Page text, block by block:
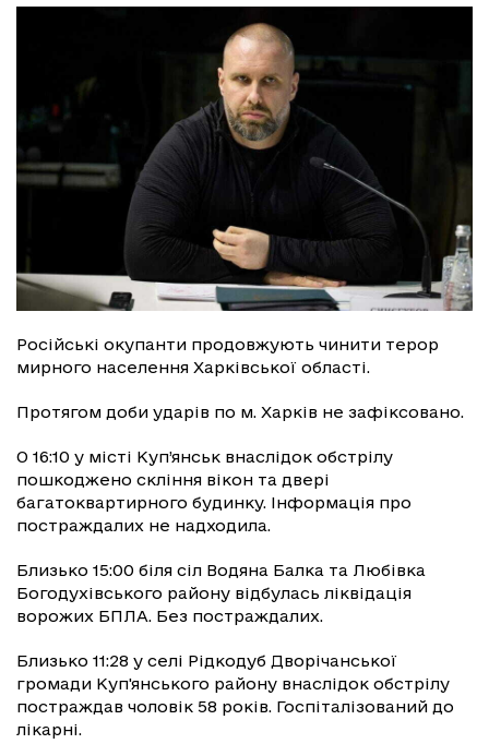
Російські окупанти продовжують чинити терор
мирного населення Харківської області.
Протягом доби ударів по м. Харків не зафіксовано.
О 16:10 у місті Куп’янськ внаслідок обстрілу
пошкоджено скління вікон та двері
багатоквартирного будинку. Інформація про
постраждалих не надходила.
Близько 15:00 біля сіл Водяна Балка та Любівка
Богодухівського району відбулась ліквідація
ворожих БПЛА. Без постраждалих.
Близько 11:28 у селі Рідкодуб Дворічанської
громади Куп'янського району внаслідок обстрілу
постраждав чоловік 58 років. Госпіталізований до
лікарні.